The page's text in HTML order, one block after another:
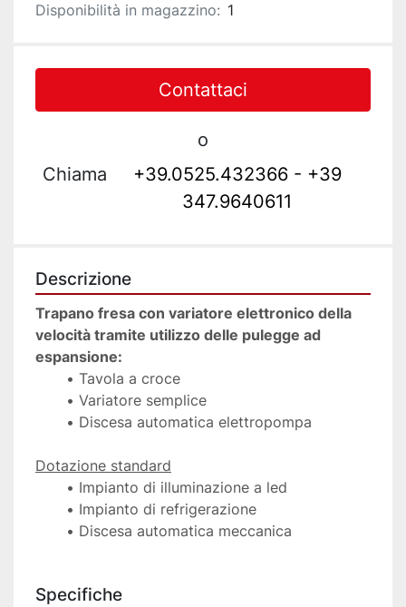
Disponibilità in magazzino: 1
Contattaci
o
Chiama
+39.0525.432366 - +39
347.9640611
Descrizione
Trapano fresa con variatore elettronico della
velocità tramite utilizzo delle pulegge ad
espansione:
Tavola a croce
Variatore semplice
Discesa automatica elettropompa
Dotazione standard
Impianto di illuminazione a led
Impianto di refrigerazione
Discesa automatica meccanica
Specifiche